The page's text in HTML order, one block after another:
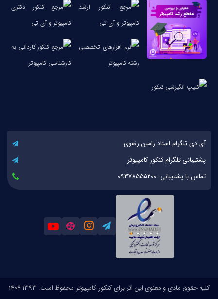
آی دی تلگرام استاد رامین رضوی
پشتیبانی تلگرام کنکور کامپیوتر
تماس با پشتیبانی: 09378555200
کلیه حقوق مادی و معنوی این اثر برای کنکور کامپیوتر محفوظ است. 1393-1404